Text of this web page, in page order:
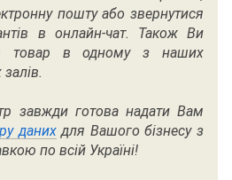
пошту або звернутися
в онлайн-чат. Також Ви
товар в одному з наших
завжди готова надати Вам
даних для Вашого бізнесу з
по всій Україні!